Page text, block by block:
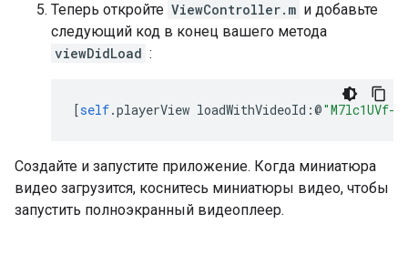
Теперь откройте ViewController.m и добавьте
следующий код в конец вашего метода
viewDidLoad :
[self.playerView loadWithVideoId :@"M7lc1UVf-
Создайте и запустите приложение. Когда миниатюра
видео загрузится, коснитесь миниатюры видео, чтобы
запустить полноэкранный видеоплеер.